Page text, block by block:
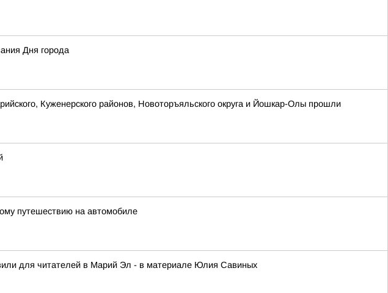
Дня города
Куженерского районов, Новоторъяльского округа и Йошкар-Олы прошли
путешествию на автомобиле
для читателей в Марий Эл - в материале Юлия Савиных